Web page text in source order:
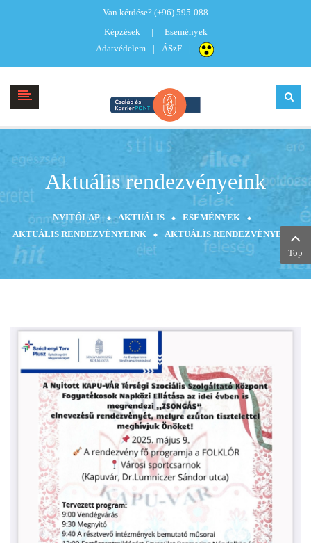
Van kérdése? (+96) 595-088
Képzések
Események
Adatvédelem
ÁSzF
Aktuális rendezvényeink
NYITÓLAP AKTUÁLIS
ESEMÉNYEK
AKTUÁLIS RENDEZVÉNYEINK
AKTUÁLIS RENDEZVÉNYEINK
Top